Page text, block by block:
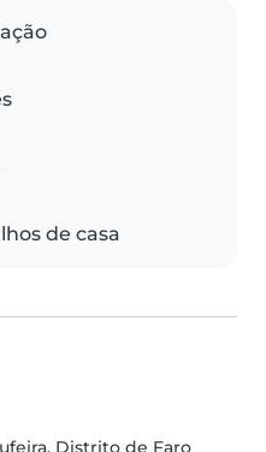
de casa
Distrito de Faro